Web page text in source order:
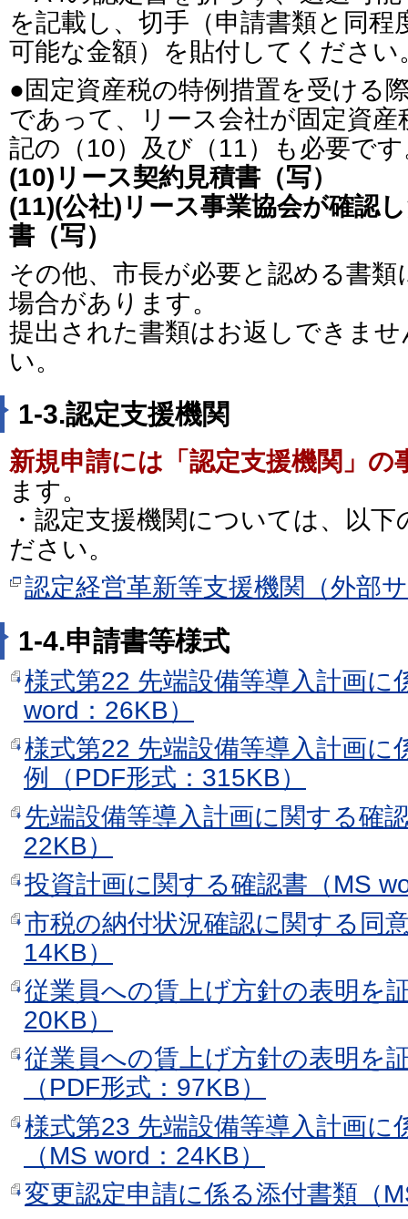
を記載し、切手（申請書類と同
可能な金額）を貼付してください
●固定資産税の特例措置を受ける
であって、リース会社が固定資
記の（10）及び（11）も必要で
(10)リース契約見積書（写）
(11)(公社)リース事業協会が確認
書（写）
その他、市長が必要と認める書
場合があります。
提出された書類はお返しできま
い。
1-3.認定支援機関
新規申請には「認定支援機関」の
ます。
・認定支援機関については、以
ださい。
認定経営革新等支援機関（外部
1-4.申請書等様式
様式第22 先端設備等導入計画に
word：26KB）
様式第22 先端設備等導入計画
例（PDF形式：315KB）
先端設備等導入計画に関する確
22KB）
投資計画に関する確認書（MS
市税の納付状況確認に関する同
14KB）
従業員への賃上げ方針の表明を
20KB）
従業員への賃上げ方針の表明を
（PDF形式：97KB）
様式第23 先端設備等導入計画に
（MS word：24KB）
変更認定申請に係る添付書類（